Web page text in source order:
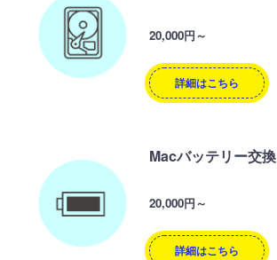
20,000円～
詳細はこちら
Macバッテリー交換
20,000円～
詳細はこちら